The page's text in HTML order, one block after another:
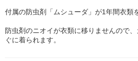
付属の防虫剤「ムシューダ」が1年間衣類
防虫剤のニオイが衣類に移りませんので
ぐに着られます。